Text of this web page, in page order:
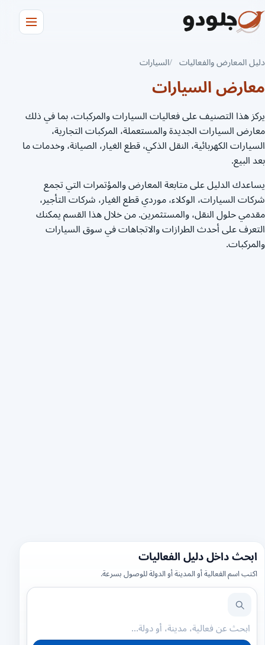
دليل المعارض والفعاليات السيارات
معارض السيارات
يركز هذا التصنيف على فعاليات السيارات والمركبات، بما في ذلك
معارض السيارات الجديدة والمستعملة، المركبات التجارية،
السيارات الكهربائية، النقل الذكي، قطع الغيار، الصيانة، وخدمات ما
بعد البيع.
يساعدك الدليل على متابعة المعارض والمؤتمرات التي تجمع
شركات السيارات، الوكلاء، موردي قطع الغيار، شركات التأجير،
مقدمي حلول النقل، والمستثمرين. من خلال هذا القسم يمكنك
التعرف على أحدث الطرازات والاتجاهات في سوق السيارات
والمركبات.
ابحث داخل دليل الفعاليات
اكتب اسم الفعالية أو المدينة أو الدولة للوصول بسرعة.